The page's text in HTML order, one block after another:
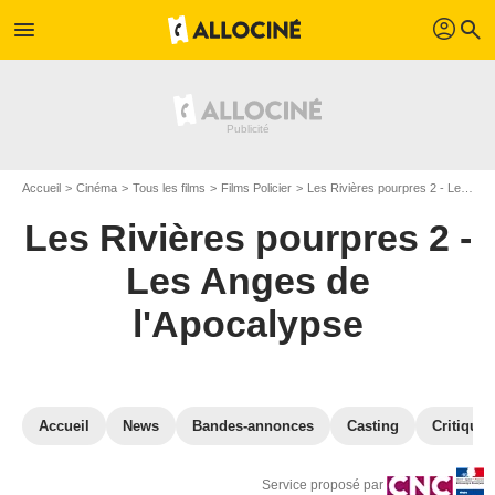
menu profil search
Accueil Cinéma Tous les films Films Policier Les Rivières pourpres 2 - Les Anges de l'Apocalypse
Les Rivières pourpres 2 -
Les Anges de
l'Apocalypse
Accueil News Bandes-annonces Casting
Service proposé par